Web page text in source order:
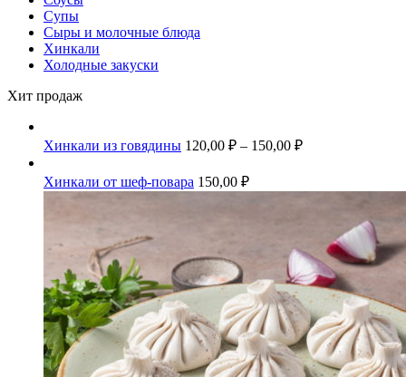
Супы
Сыры и молочные блюда
Хинкали
Холодные закуски
Хит продаж
Хинкали из говядины 120,00 ₽ – 150,00 ₽
Хинкали от шеф-повара 150,00 ₽